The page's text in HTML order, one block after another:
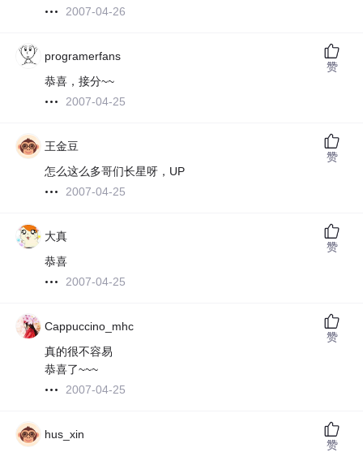
2007-04-26
programerfans
恭喜，接分~~
2007-04-25
赞
王金豆
怎么这么多哥们长星呀，UP
2007-04-25
赞
大真
恭喜
2007-04-25
赞
Cappuccino_mhc
真的很不容易
恭喜了~~~
2007-04-25
赞
hus_xin
赞